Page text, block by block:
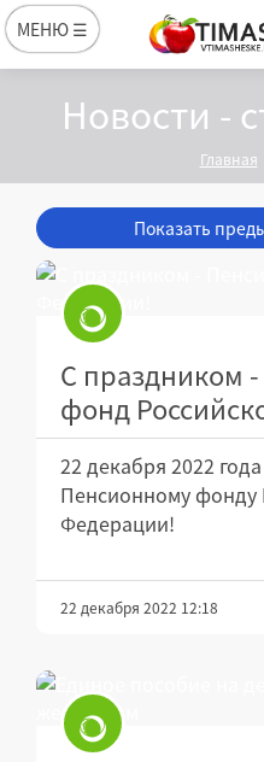
МЕНЮ ☰
Новости -
Главная
Показать
С праздником
фонд
22 декабря 2022
Пенсионному фонду
Федерации!
22 декабря 2022 12:18